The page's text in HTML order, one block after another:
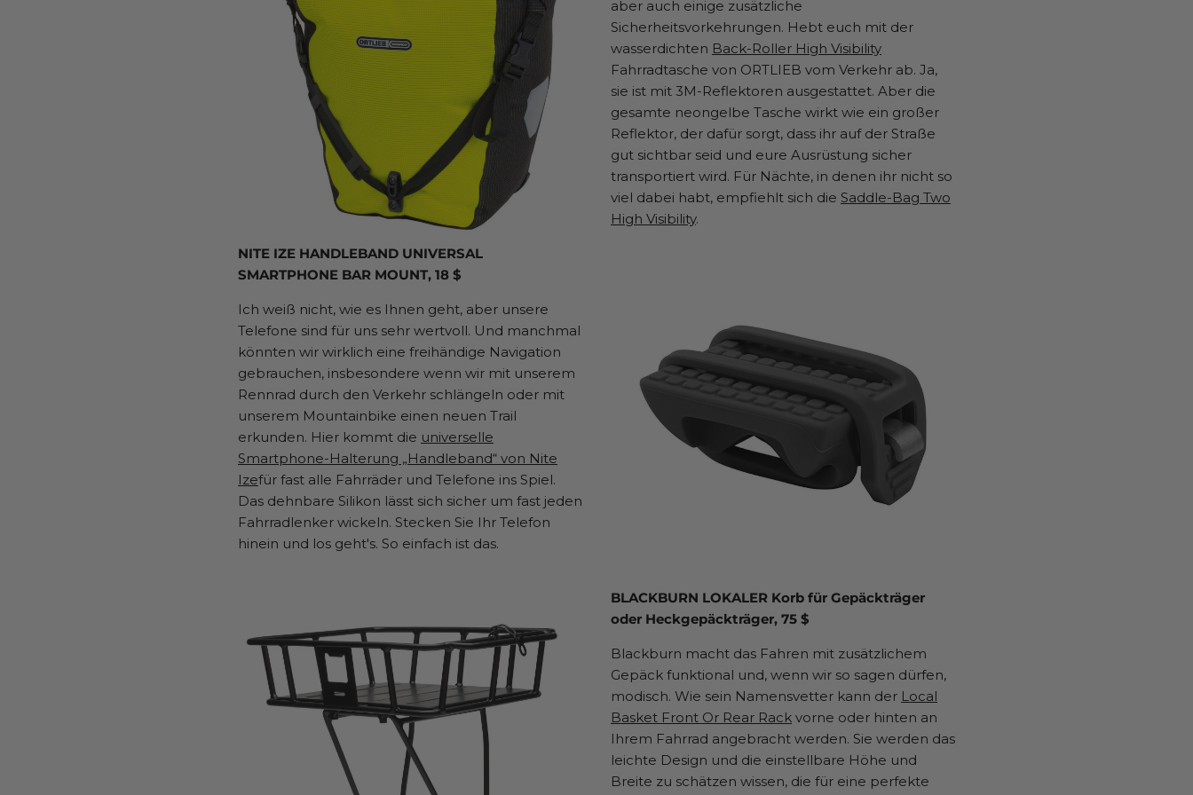
aber auch einige zusätzliche
Sicherheitsvorkehrungen. Hebt euch mit der
wasserdichten Back-Roller High Visibility
Fahrradtasche von ORTLIEB vom Verkehr ab. Ja,
sie ist mit 3M-Reflektoren ausgestattet. Aber die
gesamte neongelbe Tasche wirkt wie ein großer
Reflektor, der dafür sorgt, dass ihr auf der Straße
gut sichtbar seid und eure Ausrüstung sicher
transportiert wird. Für Nächte, in denen ihr nicht so
viel dabei habt, empfiehlt sich die Saddle-Bag Two
High Visibility.
NITE IZE HANDLEBAND UNIVERSAL
SMARTPHONE BAR MOUNT, 18 $
Ich weiß nicht, wie es Ihnen geht, aber unsere
Telefone sind für uns sehr wertvoll. Und manchmal
könnten wir wirklich eine freihändige Navigation
gebrauchen, insbesondere wenn wir mit unserem
Rennrad durch den Verkehr schlängeln oder mit
unserem Mountainbike einen neuen Trail
erkunden. Hier kommt die universelle
Smartphone-Halterung „Handleband“ von Nite
Izefür fast alle Fahrräder und Telefone ins Spiel.
Das dehnbare Silikon lässt sich sicher um fast jeden
Fahrradlenker wickeln. Stecken Sie Ihr Telefon
hinein und los geht's. So einfach ist das.
BLACKBURN LOKALER Korb für Gepäckträger
oder Heckgepäckträger, 75 $
Blackburn macht das Fahren mit zusätzlichem
Gepäck funktional und, wenn wir so sagen dürfen,
modisch. Wie sein Namensvetter kann der Local
Basket Front Or Rear Rack vorne oder hinten an
Ihrem Fahrrad angebracht werden. Sie werden das
leichte Design und die einstellbare Höhe und
Breite zu schätzen wissen, die für eine perfekte